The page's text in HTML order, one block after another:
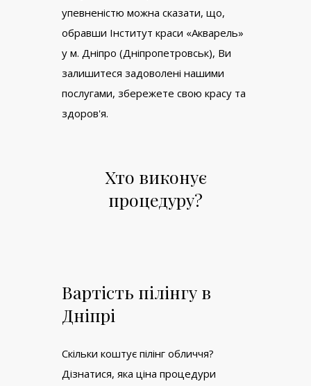
упевненістю можна сказати, що,
обравши Інститут краси «Акварель»
у м. Дніпро (Дніпропетровськ), Ви
залишитеся задоволені нашими
послугами, збережете свою красу та
здоров'я.
Хто виконує
процедуру?
Вартість пілінгу в
Дніпрі
Скільки коштує пілінг обличчя?
Дізнатися, яка ціна процедури